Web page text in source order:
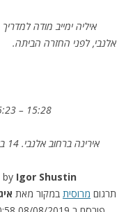
איליה ימייב מודה
אלנבי, לפני החזרה הביתה.
– 15:28
אירינה ברחוב אלנבי. 14 באוגוסט 15:23 – 15:28
by Igor Shustin
תרגום מרוסית במקור מאת